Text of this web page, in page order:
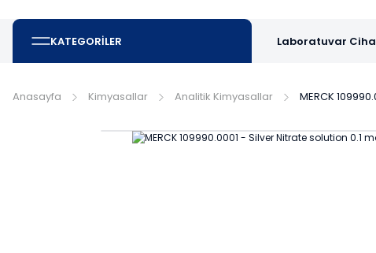
KATEGORİLER Laboratuvar
Anasayfa Kimyasallar Analitik Kimyasallar MERCK